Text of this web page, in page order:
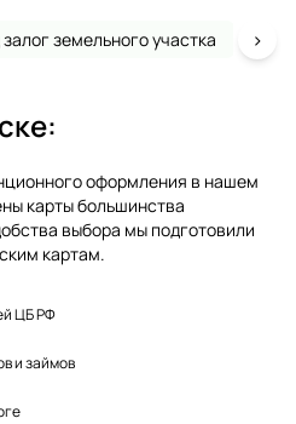
земельного участка ›
:
оформления в нашем
карты большинства
выбора мы подготовили
картам.
ЦБ РФ
и займов